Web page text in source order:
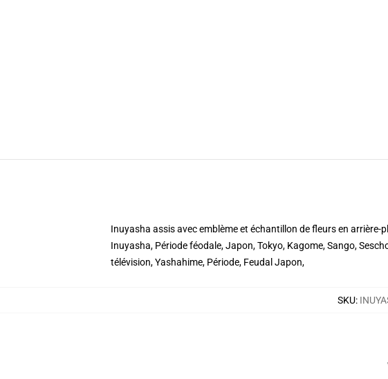
Inuyasha assis avec emblème et échantillon de fleurs en arrière-
Inuyasha, Période féodale, Japon, Tokyo, Kagome, Sango,
télévision, Yashahime, Période, Feudal Japon,
SKU: